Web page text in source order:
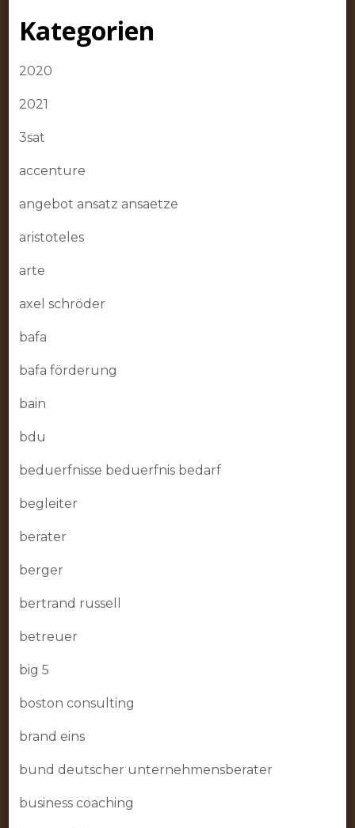
Kategorien
2020
2021
3sat
accenture
angebot ansatz ansaetze
aristoteles
arte
axel schröder
bafa
bafa förderung
bain
bdu
beduerfnisse beduerfnis bedarf
begleiter
berater
berger
bertrand russell
betreuer
big 5
boston consulting
brand eins
bund deutscher unternehmensberater
business coaching